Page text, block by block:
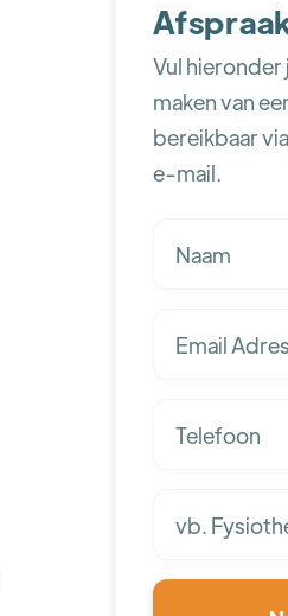
Vul hieronder
maken van
bereikbaar
e-mail.